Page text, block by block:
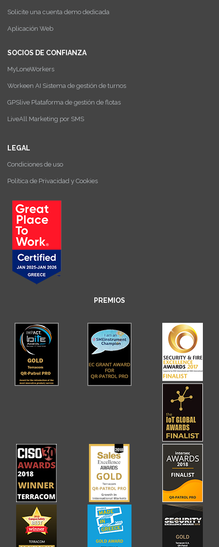
Solicite una cuenta demo dedicada
Aplicación Web
SOCIOS DE CONFIANZA
MyLoneWorkers
Workeen AI Sistema de gestión de turnos
GPSlive Plataforma de gestión de flotas
LiveAll Marketing por SMS
LEGAL
Condiciones de uso
Política de Privacidad y Cookies
PREMIOS